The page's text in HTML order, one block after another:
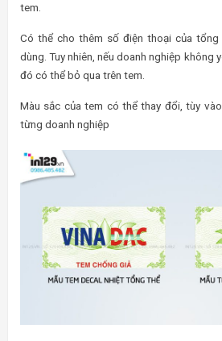
TEM CHỐNG HÀNG GIẢ “NHÁI”
TRONG THỊ TRƯỜNG HÀNG HÓA
Ngoài thị trườngtem chống hàng giả
không ít các công ty, doanh nghiệp lẫn
khốn đốn.
Không chỉ người tiêu dùng chịu thiệt thòi
làm ăn chân chính cũng bị ảnh hưởng
chống hàng giảđang hoành hành trên thị
Chỉ cần vào Google gõ cụm từ tem